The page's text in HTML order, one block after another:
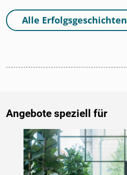
Alle Erfolgsgeschichten
Angebote speziell für